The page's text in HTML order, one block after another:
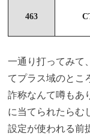
463
一通り打ってみて
てプラス域のとこ
詐称なんて噂もあ
に当てられたらむ
設定が使われる前